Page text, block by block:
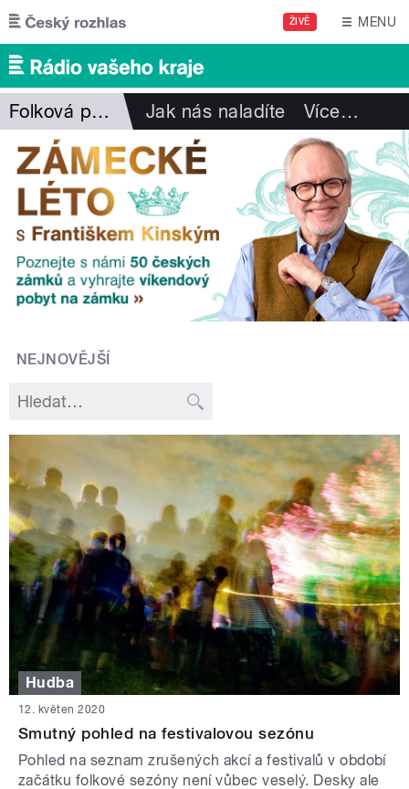
Přejít k hlavnímu obsahu
ŽIVĚ MENU
Folková pohlazení Jak nás naladíte Více…
NEJNOVĚJŠÍ
Hudba
12. květen 2020
Smutný pohled na festivalovou sezónu
Pohled na seznam zrušených akcí a festivalů v období
začátku folkové sezóny není vůbec veselý. Desky ale